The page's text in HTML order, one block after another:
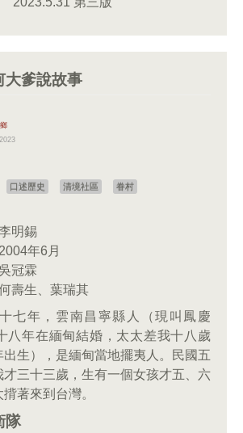
大爹說故事
口述歷史 清境社區
眷村
明錫
年6月
冠霖
壽生、葉瑞其
七年，雲南昌寧縣人（現叫鳳慶
八年在緬甸結婚，太太差我十八歲
出生），是緬甸當地擺夷人。民國五
三十三歲，生有一個女孩才五、六
著來到台灣。
隊